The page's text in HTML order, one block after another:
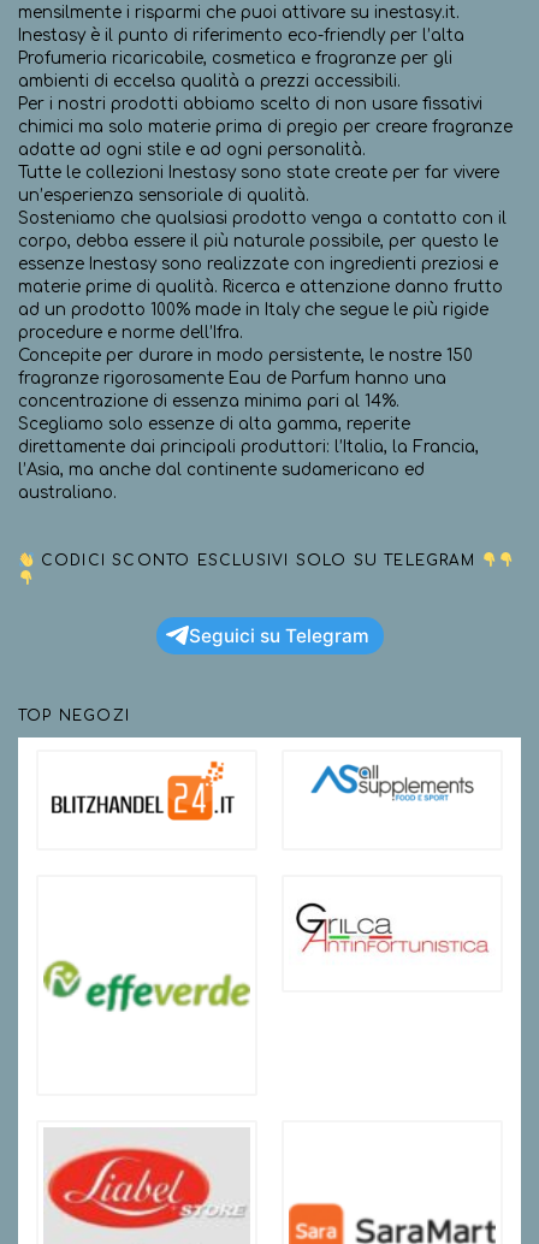
mensilmente i risparmi che puoi attivare su inestasy.it.
Inestasy è il punto di riferimento eco-friendly per l’alta
Profumeria ricaricabile, cosmetica e fragranze per gli
ambienti di eccelsa qualità a prezzi accessibili.
Per i nostri prodotti abbiamo scelto di non usare fissativi
chimici ma solo materie prima di pregio per creare fragranze
adatte ad ogni stile e ad ogni personalità.
Tutte le collezioni Inestasy sono state create per far vivere
un’esperienza sensoriale di qualità.
Sosteniamo che qualsiasi prodotto venga a contatto con il
corpo, debba essere il più naturale possibile, per questo le
essenze Inestasy sono realizzate con ingredienti preziosi e
materie prime di qualità. Ricerca e attenzione danno frutto
ad un prodotto 100% made in Italy che segue le più rigide
procedure e norme dell’Ifra.
Concepite per durare in modo persistente, le nostre 150
fragranze rigorosamente Eau de Parfum hanno una
concentrazione di essenza minima pari al 14%.
Scegliamo solo essenze di alta gamma, reperite
direttamente dai principali produttori: l’Italia, la Francia,
l’Asia, ma anche dal continente sudamericano ed
australiano.
CODICI SCONTO ESCLUSIVI SOLO SU TELEGRAM
Seguici su Telegram
TOP NEGOZI